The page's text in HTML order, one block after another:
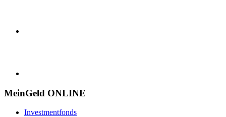
MeinGeld ONLINE
Investmentfonds